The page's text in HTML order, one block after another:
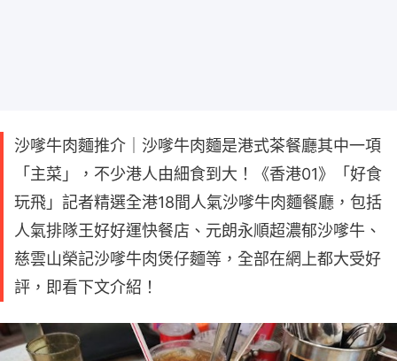
沙嗲牛肉麵推介｜沙嗲牛肉麵是港式茶餐廳其中一項
「主菜」，不少港人由細食到大！《香港01》「好食
玩飛」記者精選全港18間人氣沙嗲牛肉麵餐廳，包括
人氣排隊王好好運快餐店、元朗永順超濃郁沙嗲牛、
慈雲山榮記沙嗲牛肉煲仔麵等，全部在網上都大受好
評，即看下文介紹！